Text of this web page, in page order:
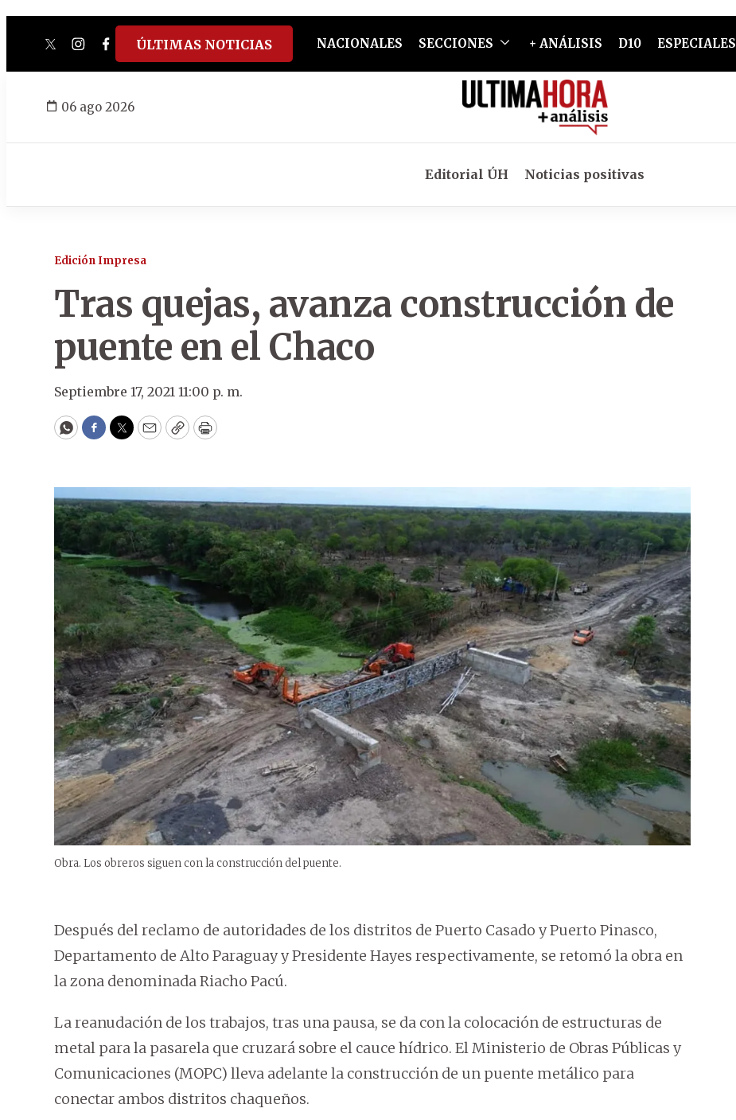
twitterinstagram
facebook
tiktokyoutube
spotify
ÚLTIMAS NOTICIAS NACIONALES SECCIONES + ANÁLISIS D10 ESPECIALES
06 ago 2026
Editorial ÚH Noticias positivas
Edición Impresa
Tras quejas, avanza construcción de
puente en el Chaco
Septiembre 17, 2021 11:00 p. m.
WhatsApp
Facebook
Twitter
EmailCopyPrint
Obra. Los obreros siguen con la construcción del puente.
Después del reclamo de autoridades de los distritos de Puerto Casado y Puerto Pinasco,
Departamento de Alto Paraguay y Presidente Hayes respectivamente, se retomó la obra en
la zona denominada Riacho Pacú.
La reanudación de los trabajos, tras una pausa, se da con la colocación de estructuras de
metal para la pasarela que cruzará sobre el cauce hídrico. El Ministerio de Obras Públicas y
Comunicaciones (MOPC) lleva adelante la construcción de un puente metálico para
conectar ambos distritos chaqueños.